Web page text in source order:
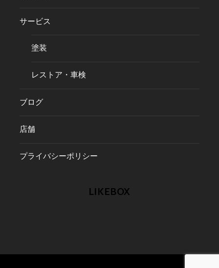
サービス
塗装
レストア・車検
ブログ
店舗
プライバシーポリシー
LIKEBOX